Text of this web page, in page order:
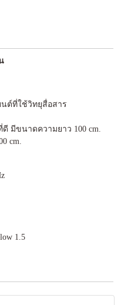
ต์ที่ใช้วิทยุสื่อสาร
มีขนาดความยาว 100 cm.
cm.
1.5